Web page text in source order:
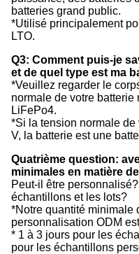
batteries grand public.
*Utilisé principalement
LTO.
Q3: Comment puis-je
et de quel type est ma
*Veuillez regarder le
normale de votre batterie
LiFePo4.
*Si la tension normale de
V, la batterie est une
Quatrième question:
minimales en matière
Peut-il être
échantillons et les lots?
*Notre quantité minimale
personnalisation ODM
* 1 à 3 jours pour les
pour les échantillons